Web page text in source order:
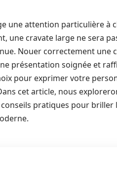
une attention particulière à
une cravate large ne sera
Nouer correctement une
présentation soignée et
pour exprimer votre
cet article, nous
pratiques pour briller